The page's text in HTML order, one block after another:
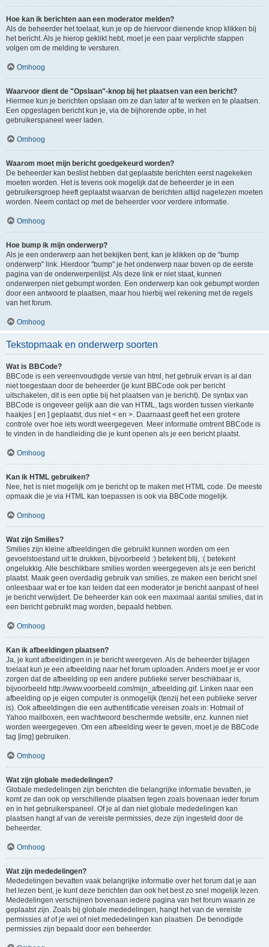
Hoe kan ik berichten aan een moderator melden?
Als de beheerder het toelaat, kun je op de hiervoor dienende knop klikken bij
het bericht. Als je hierop geklikt hebt, moet je een paar verplichte stappen
volgen om de melding te versturen.
Omhoog
Waarvoor dient de "Opslaan"-knop bij het plaatsen van een bericht?
Hiermee kun je berichten opslaan om ze dan later af te werken en te plaatsen.
Een opgeslagen bericht kun je, via de bijhorende optie, in het
gebruikerspaneel weer laden.
Omhoog
Waarom moet mijn bericht goedgekeurd worden?
De beheerder kan beslist hebben dat geplaatste berichten eerst nagekeken
moeten worden. Het is tevens ook mogelijk dat de beheerder je in een
gebruikersgroep heeft geplaatst waarvan de berichten altijd nagelezen moeten
worden. Neem contact op met de beheerder voor verdere informatie.
Omhoog
Hoe bump ik mijn onderwerp?
Als je een onderwerp aan het bekijken bent, kan je klikken op de "bump
onderwerp" link. Hierdoor "bump" je het onderwerp naar boven op de eerste
pagina van de onderwerpenlijst. Als deze link er niet staat, kunnen
onderwerpen niet gebumpt worden. Een onderwerp kan ook gebumpt worden
door een antwoord te plaatsen, maar hou hierbij wel rekening met de regels
van het forum.
Omhoog
Tekstopmaak en onderwerp soorten
Wat is BBCode?
BBCode is een vereenvoudigde versie van html, het gebruik ervan is al dan
niet toegestaan door de beheerder (je kunt BBCode ook per bericht
uitschakelen, dit is een optie bij het plaatsen van je bericht). De syntax van
BBCode is ongeveer gelijk aan die van HTML, tags worden tussen vierkante
haakjes [ en ] geplaatst, dus niet < en >. Daarnaast geeft het een grotere
controle over hoe iets wordt weergegeven. Meer informatie omtrent BBCode is
te vinden in de handleiding die je kunt openen als je een bericht plaatst.
Omhoog
Kan ik HTML gebruiken?
Nee, het is niet mogelijk om je bericht op te maken met HTML code. De meeste
opmaak die je via HTML kan toepassen is ook via BBCode mogelijk.
Omhoog
Wat zijn Smilies?
Smilies zijn kleine afbeeldingen die gebruikt kunnen worden om een
gevoelstoestand uit te drukken, bijvoorbeeld :) betekent blij, :( betekent
ongelukkig. Alle beschikbare smilies worden weergegeven als je een bericht
plaatst. Maak geen overdadig gebruik van smilies, ze maken een bericht snel
onleesbaar wat er toe kan leiden dat een moderator je bericht aanpast of heel
je bericht verwijdert. De beheerder kan ook een maximaal aantal smilies, dat in
een bericht gebruikt mag worden, bepaald hebben.
Omhoog
Kan ik afbeeldingen plaatsen?
Ja, je kunt afbeeldingen in je bericht weergeven. Als de beheerder bijlagen
toelaat kun je een afbeelding naar het forum uploaden. Anders moet je er voor
zorgen dat de afbeelding op een andere publieke server beschikbaar is,
bijvoorbeeld http://www.voorbeeld.com/mijn_afbeelding.gif. Linken naar een
afbeelding op je eigen computer is onmogelijk (tenzij het een publieke server
is). Ook afbeeldingen die een authentificatie vereisen zoals in: Hotmail of
Yahoo mailboxen, een wachtwoord beschermde website, enz. kunnen niet
worden weergegeven. Om een afbeelding weer te geven, moet je de BBCode
tag [img] gebruiken.
Omhoog
Wat zijn globale mededelingen?
Globale mededelingen zijn berichten die belangrijke informatie bevatten, je
komt ze dan ook op verschillende plaatsen tegen zoals bovenaan ieder forum
en in het gebruikerspaneel. Of je al dan niet globale mededelingen kan
plaatsen hangt af van de vereiste permissies, deze zijn ingesteld door de
beheerder.
Omhoog
Wat zijn mededelingen?
Mededelingen bevatten vaak belangrijke informatie over het forum dat je aan
het lezen bent, je kunt deze berichten dan ook het best zo snel mogelijk lezen.
Mededelingen verschijnen bovenaan iedere pagina van het forum waarin ze
geplaatst zijn. Zoals bij globale mededelingen, hangt het van de vereiste
permissies af of je wel of niet mededelingen kan plaatsen. De benodigde
permissies zijn bepaald door een beheerder.